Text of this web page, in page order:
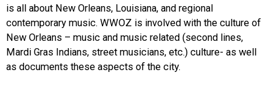
is all about New Orleans, Louisiana, and regional
contemporary music. WWOZ is involved with the culture of
New Orleans – music and music related (second lines,
Mardi Gras Indians, street musicians, etc.) culture- as well
as documents these aspects of the city.